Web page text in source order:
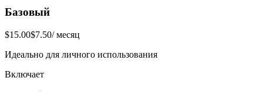
Базовый
$15.00$7.50/ месяц
Идеально для личного использования
Включает